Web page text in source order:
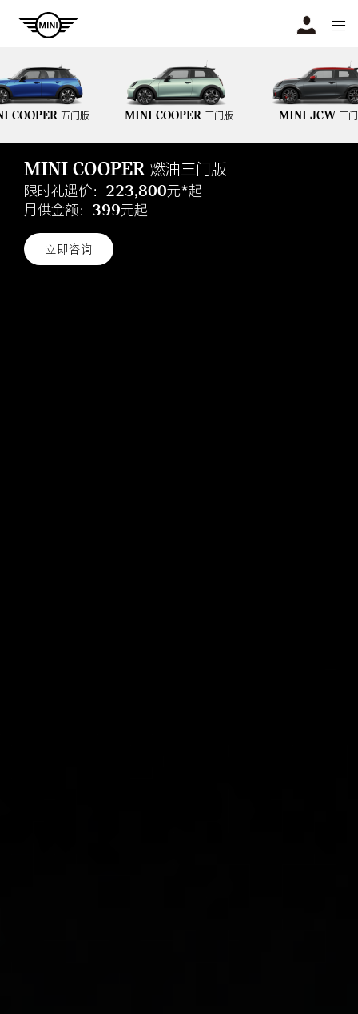
COOPER 五门版 MINI COOPER 三门版 MINI JCW 三门
MINI COOPER 燃油三门版
限时礼遇价：223,800元*起
月供金额：399元起
立即咨询